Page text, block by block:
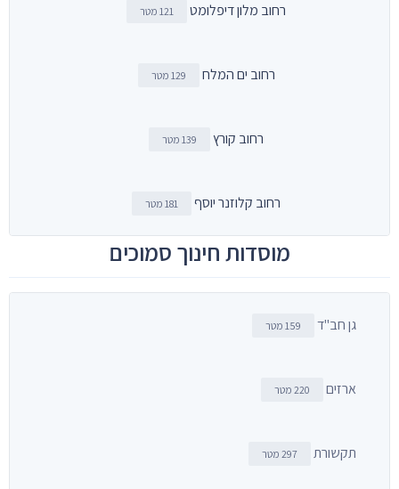
רחוב מלון דיפלומט 121 מטר
רחוב ים המלח 129 מטר
רחוב קורץ 139 מטר
רחוב קלוזנר יוסף 181 מטר
מוסדות חינוך סמוכים
גן חב"ד 159 מטר
ארזים 220 מטר
תקשורת 297 מטר